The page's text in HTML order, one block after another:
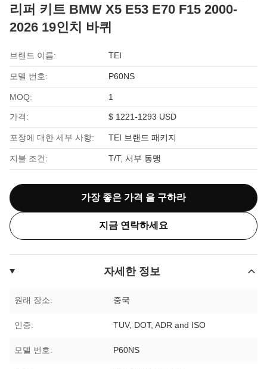
리퍼 키트 BMW X5 E53 E70 F15 2000-
2026 19인치 바퀴
브랜드 이름: TEI
모델 번호: P60NS
MOQ: 1
가격: $ 1221-1293 USD
포장에 대한 세부 사항: TEI 브랜드 패키지
지불 조건: T/T, 서부 동맹
가장 좋은 가격 을 구하라
지금 연락하세요
자세한 정보
원래 장소: 중국
인증: TUV, DOT, ADR and ISO
모델 번호: P60NS